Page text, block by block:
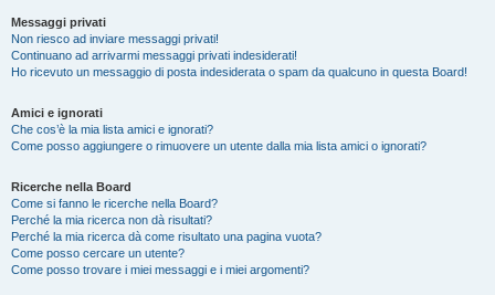
Messaggi privati
Non riesco ad inviare messaggi privati!
Continuano ad arrivarmi messaggi privati indesiderati!
Ho ricevuto un messaggio di posta indesiderata o spam da qualcuno in questa Board!
Amici e ignorati
Che cos’è la mia lista amici e ignorati?
Come posso aggiungere o rimuovere un utente dalla mia lista amici o ignorati?
Ricerche nella Board
Come si fanno le ricerche nella Board?
Perché la mia ricerca non dà risultati?
Perché la mia ricerca dà come risultato una pagina vuota?
Come posso cercare un utente?
Come posso trovare i miei messaggi e i miei argomenti?